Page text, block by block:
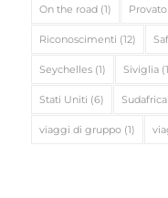
On the road(1)
Riconoscimenti (12)
Seychelles(1) Siviglia
Stati Uniti (6) Sudafrica
viaggi di gruppo(1)